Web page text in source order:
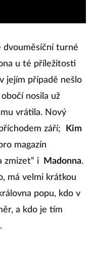
dvouměsíční turné
u té příležitosti
jejím případě nešlo
nosila už
vrátila. Nový
září;
Kim
magazín
zmizet“ i Madonna.
má velmi krátkou
popu, kdo v
a kdo je tím